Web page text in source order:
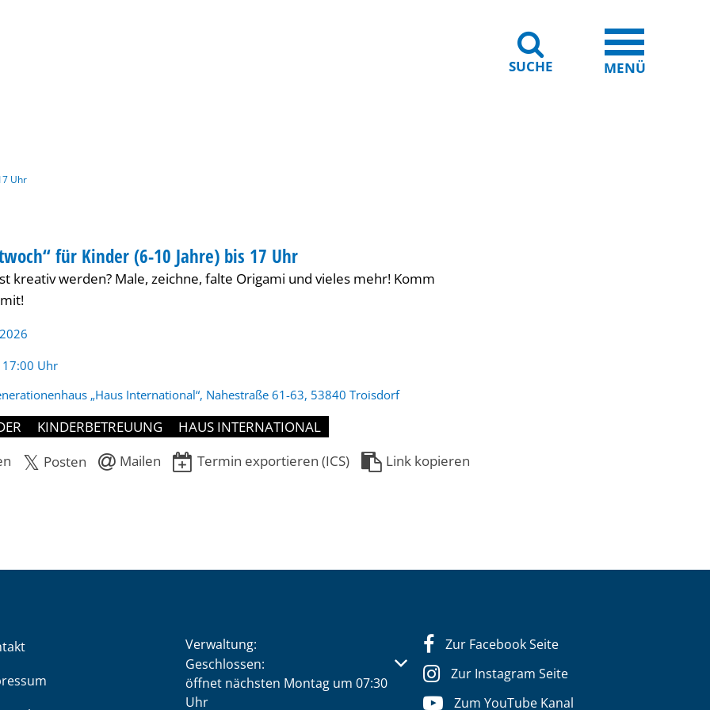
SUCHE MENÜ
Uhr
für Kinder (6-10 Jahre) bis 17 Uhr
kreativ werden? Male, zeichne, falte Origami und vieles mehr! Komm
Uhr
„Haus International“, Nahestraße 61-63, 53840 Troisdorf
KINDERBETREUUNG
HAUS INTERNATIONAL
Posten Mailen Termin exportieren (ICS) Link kopieren
Verwaltung:
Klicken, um weitere Öffnungs- oder Schließzeiten auszublenden
Geschlossen:
öffnet nächsten Montag um 07:30
Uhr
Zur Facebook Seite
Zur Instagram Seite
Zum YouTube Kanal